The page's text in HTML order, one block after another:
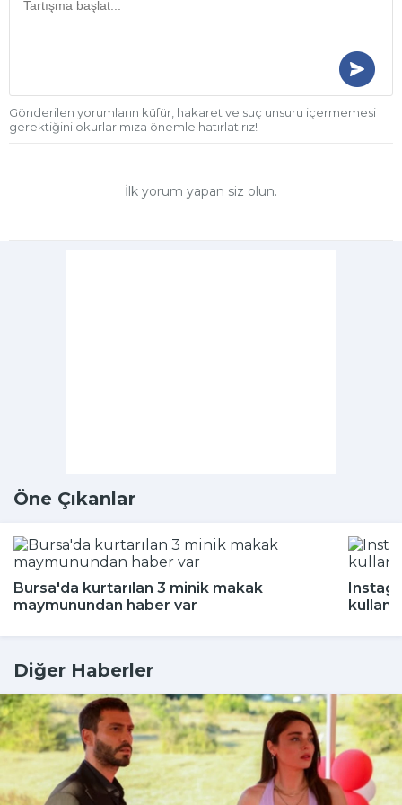
Gönderilen yorumların küfür, hakaret ve suç unsuru içermemesi
gerektiğini okurlarımıza önemle hatırlatırız!
İlk yorum yapan siz olun.
Öne Çıkanlar
Bursa'da kurtarılan 3 minik makak
maymunundan haber var
Diğer Haberler